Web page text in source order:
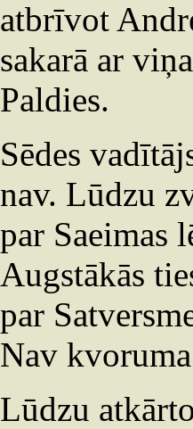
atbrīvot
sakarā ar
Paldies.
Sēdes
nav. Lūdzu
par Saeimas
Augstākās
par
Nav
Lūdzu